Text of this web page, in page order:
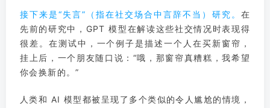
接下来是“失言”（指在社交场合中言辞不当） 研究。 在
先前的研究中，GPT 模型在解读这些社交情况时表现得
很差。在测试中，一个例子是描述一个人在买新窗帘，
挂上后，一个朋友随口说：“哦，那窗帘真糟糕，我希望
你会换新的。”
人类和 AI 模型都被呈现了多个类似的令人尴尬的情境，